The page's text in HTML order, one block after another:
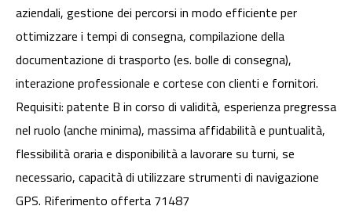
aziendali, gestione dei percorsi in modo efficiente per
ottimizzare i tempi di consegna, compilazione della
documentazione di trasporto (es. bolle di consegna),
interazione professionale e cortese con clienti e fornitori.
Requisiti: patente B in corso di validità, esperienza pregressa
nel ruolo (anche minima), massima affidabilità e puntualità,
flessibilità oraria e disponibilità a lavorare su turni, se
necessario, capacità di utilizzare strumenti di navigazione
GPS. Riferimento offerta 71487